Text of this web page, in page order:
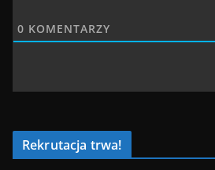
0 KOMENTARZY
Rekrutacja trwa!